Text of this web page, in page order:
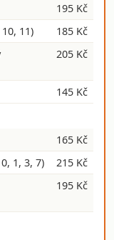
195 Kč
11)
185 Kč
205 Kč
145 Kč
165 Kč
1, 3, 7)
215 Kč
195 Kč